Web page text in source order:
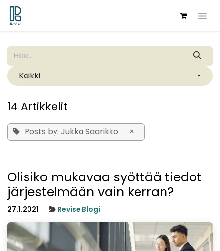
Siirry sisältöön
Kaikki
14 Artikkelit
Posts by: Jukka Saarikko ×
Olisiko mukavaa syöttää tiedot
järjestelmään vain kerran?
27.1.2021 Revise Blogi